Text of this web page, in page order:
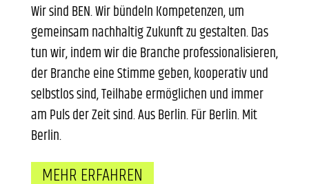
Wir sind BEN. Wir bündeln Kompetenzen, um
gemeinsam nachhaltig Zukunft zu gestalten. Das
tun wir, indem wir die Branche professionalisieren,
der Branche eine Stimme geben, kooperativ und
selbstlos sind, Teilhabe ermöglichen und immer
am Puls der Zeit sind.Aus Berlin. Für Berlin. Mit
Berlin.
MEHR ERFAHREN